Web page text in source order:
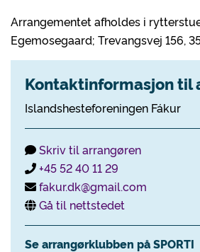
Arrangementet afholdes i
Egemosegaard; Trevangsvej 156,
Kontaktinformasjon til
Islandshesteforeningen Fákur
Skriv til arrangøren
+45 52 40 11 29
fakur.dk@gmail.com
Gå til nettstedet
Se arrangørklubben på SPORTI